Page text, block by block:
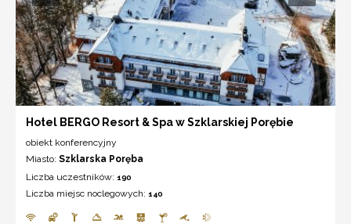
Hotel BERGO Resort & Spa w Szklarskiej Porębie
obiekt konferencyjny
Miasto: Szklarska Poręba
Liczba uczestników: 190
Liczba miejsc noclegowych: 140